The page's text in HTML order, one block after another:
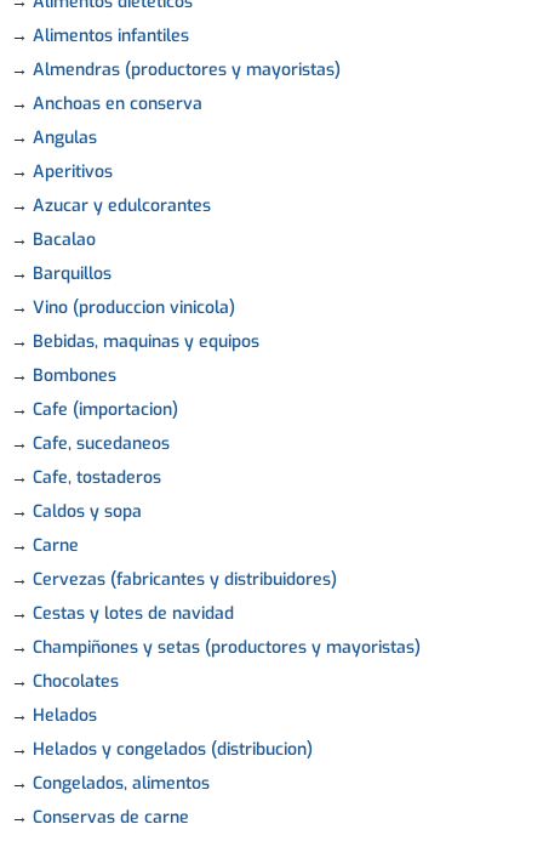
→ Alimentos infantiles
→ Almendras (productores y mayoristas)
→ Anchoas en conserva
→ Angulas
→ Aperitivos
→ Azucar y edulcorantes
→ Bacalao
→ Barquillos
→ Vino (produccion vinicola)
→ Bebidas, maquinas y equipos
→ Bombones
→ Cafe (importacion)
→ Cafe, sucedaneos
→ Cafe, tostaderos
→ Caldos y sopa
→ Carne
→ Cervezas (fabricantes y distribuidores)
→ Cestas y lotes de navidad
→ Champiñones y setas (productores y mayoristas)
→ Chocolates
→ Helados
→ Helados y congelados (distribucion)
→ Congelados, alimentos
→ Conservas de carne